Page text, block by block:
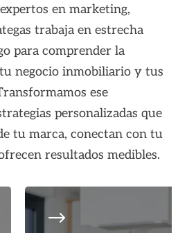
en marketing,
trabaja en estrecha
para comprender la
negocio inmobiliario y tus
ese
personalizadas que
tu marca, conectan con tu
resultados medibles.